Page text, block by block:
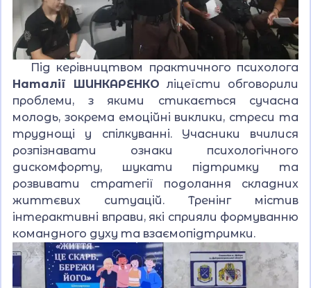
Під керівництвом практичного психолога
Наталії ШИНКАРЕНКО ліцеїсти обговорили
проблеми, з якими стикається сучасна
молодь, зокрема емоційні виклики, стреси та
труднощі у спілкуванні. Учасники вчилися
розпізнавати ознаки психологічного
дискомфорту, шукати підтримку та
розвивати стратегії подолання складних
життєвих ситуацій. Тренінг містив
інтерактивні вправи, які сприяли формуванню
командного духу та взаємопідтримки.